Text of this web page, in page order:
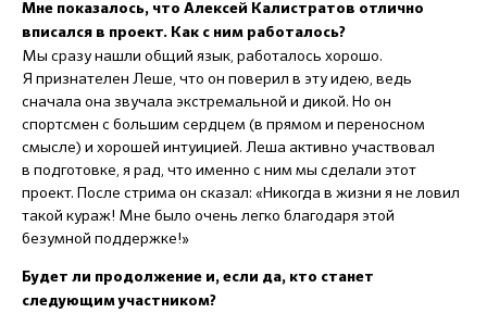
Мне показалось, что Алексей Калистратов отлично
вписался в проект. Как с ним работалось?
Мы сразу нашли общий язык, работалось хорошо.
Я признателен Леше, что он поверил в эту идею, ведь
сначала она звучала экстремальной и дикой. Но он
спортсмен с большим сердцем (в прямом и переносном
смысле) и хорошей интуицией. Леша активно участвовал
в подготовке, я рад, что именно с ним мы сделали этот
проект. После стрима он сказал: «Никогда в жизни я не ловил
такой кураж! Мне было очень легко благодаря этой
безумной поддержке!»
Будет ли продолжение и, если да, кто станет
следующим участником?